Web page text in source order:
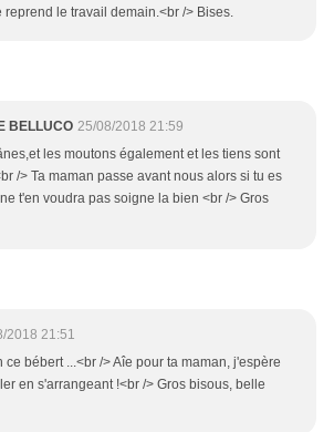
reprend le travail demain.<br /> Bises.
BELLUCO 25/08/2018 21:59
les moutons également et les tiens sont
/> Ta maman passe avant nous alors si tu es
t'en voudra pas soigne la bien <br /> Gros
2018 21:51
ce bébert ...<br /> Aîe pour ta maman, j'espère
en s'arrangeant !<br /> Gros bisous, belle